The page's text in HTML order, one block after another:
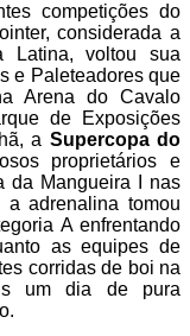
competições do
considerada a
Latina, voltou sua
e Paleteadores que
Arena do Cavalo
de Exposições
a Supercopa do
proprietários e
da Mangueira I nas
adrenalina tomou
A enfrentando
as equipes de
corridas de boi na
um dia de pura